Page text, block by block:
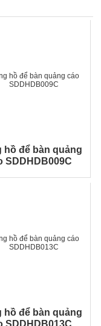
hồ để bàn quảng
SDDHDB009C
hồ để bàn quảng